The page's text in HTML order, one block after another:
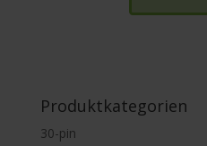
Produktkategorien
30-pin